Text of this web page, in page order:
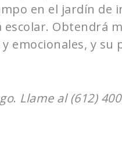
en el jardín de
Obtendrá
emocionales, y
. Llame al (612)